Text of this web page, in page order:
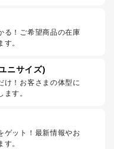
る！ご希望商品の在庫
。
ニサイズ)
け！お客さまの体型に
す。
ゲット！最新情報やお
。